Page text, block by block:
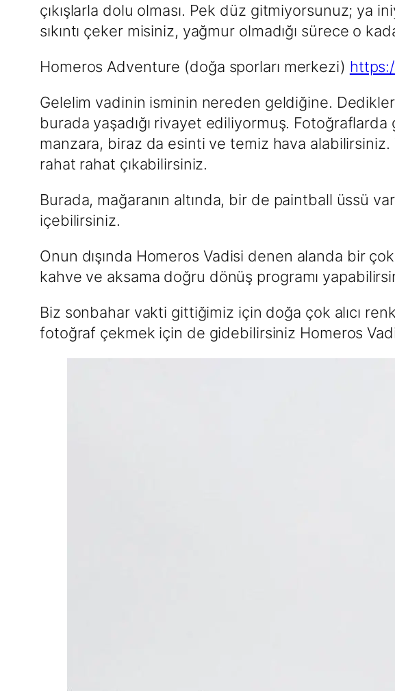
çıkışlarla dolu olması. Pek düz gitmiyorsunuz; ya
sıkıntı çeker misiniz, yağmur olmadığı sürece o
Homeros Adventure (doğa sporları merkezi)
Gelelim vadinin isminin nereden geldiğine.
burada yaşadığı rivayet ediliyormuş.
manzara, biraz da esinti ve temiz hava
rahat rahat çıkabilirsiniz.
Burada, mağaranın altında, bir de paintball üssü
içebilirsiniz.
Onun dışında Homeros Vadisi denen alanda bir
kahve ve aksama doğru dönüş programı
Biz sonbahar vakti gittiğimiz için doğa çok alıcı
fotoğraf çekmek için de gidebilirsiniz Homeros